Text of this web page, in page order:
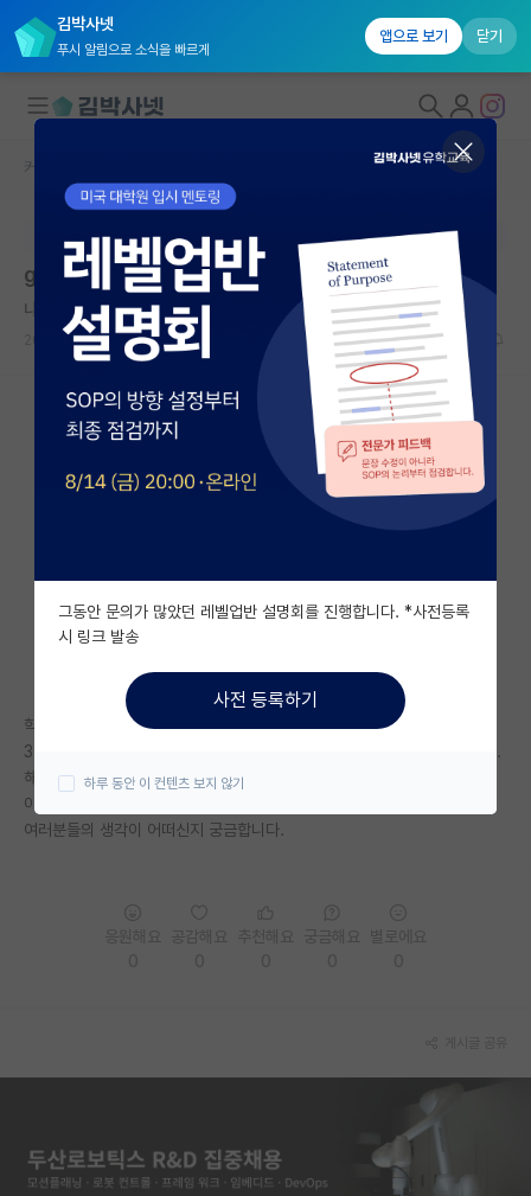
김박사넷
푸시 알림으로 소식을 빠르게
앱으로 보기 닫기
대학원생 모집
국내대학원 정보
연구실&오픈랩
커뮤니티
커뮤니티 홈
전체글보기
베스트 게시판
자유 게시판(아무개랩)
미국 유학 게시판
미국 대학원 합격 후기 게시판
대학원생 모집 게시판
연구실(PI) 홍보 게시판
인문사회 계열 게시판
커뮤니티 홈
본문이 수정되지 않는 박제글입니다.
gist 하계인턴 관련 질문입니다
나른한 안톤 체호프
2026.05.14 10 2245
학점 4점 극 초반이고 토익 700후반입니다.
3-4분 정도의 교수님께 컨택 메일을 보내려 하는데 아직 늦지 않았겠지요..
해당 연구실의 논문 내용과 현재 학부연구생 동안의 경험을 연결지어 이런
이유로 관심이 있다고 보내려 합니다.
여러분들의 생각이 어떠신지 궁금합니다.
그동안 문의가 많았던 레벨업반 설명회를 진행합니다. *사전등록
시 링크 발송
사전 등록하기
하루 동안 이 컨텐츠 보지 않기